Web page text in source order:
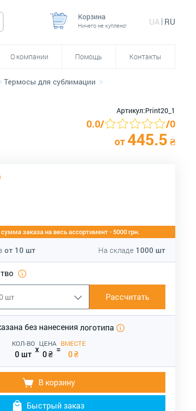
Корзина
Ничего не куплено! UA RU
О компании Помощь Контакты
Термосы для сублимации
Артикул:Print20_1
0.0/ /0
от 445.5 ₴
заказа на весь ассортимент - 5000 грн.
от 10 шт На складе 1000 шт
Рассчитать
без нанесения логотипа
КОЛ-ВО
0 шт x
ЦЕНА
0₴ =
ВМЕСТЕ
0₴
В корзину
Быстрый заказ